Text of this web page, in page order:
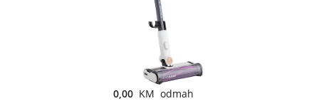
0,00 KM odmah